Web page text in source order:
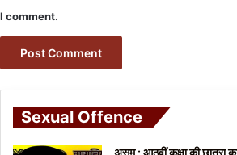
I comment.
Sexual Offence